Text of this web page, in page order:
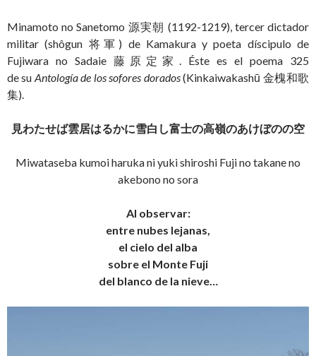
Minamoto no Sanetomo 源実朝 (1192-1219), tercer dictador
militar (shôgun 将軍) de Kamakura y poeta díscipulo de
Fujiwara no Sadaie 藤原定家. Éste es el poema 325
de su Antología de los sofores dorados(Kinkaiwakashū 金槐和歌
集).
見わたせば雲居はるかに雪白し富士の高嶺のあけぼのの空
Miwataseba kumoi haruka ni yuki shiroshi Fuji no takane no
akebono no sora
Al observar:
entre nubes lejanas,
el cielo del alba
sobre el Monte Fuji
del blanco de la nieve…